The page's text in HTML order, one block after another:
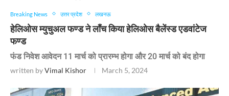
Breaking News उत्तर प्रदेश लखनऊ
हेलिओस म्युचुअल फण्ड ने लॉंच किया हेलिओस बैलेंस्ड एडवांटेज
फण्ड
फंड निवेश आवेदन 11 मार्च को प्रारम्भ होगा और 20 मार्च को बंद होगा
written byVimal Kishor March 5, 2024